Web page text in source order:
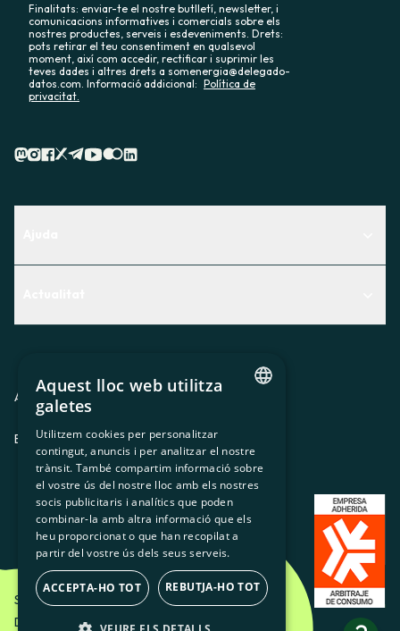
Finalitats: enviar-te el nostre butlletí, newsletter, i
comunicacions informatives i comercials sobre els
nostres productes, serveis i esdeveniments. Drets:
pots retirar el teu consentiment en qualsevol
moment, així com accedir, rectificar i suprimir les
teves dades i altres drets a somenergia@delegado-
datos.com. Informació addicional: Política de
privacitat.
Premsa
Treballa amb nosaltres
Avis legal Política de privacitatPolítica de cookies
ES CAGLEU
Som Energia SCCL - 2026
Disseny Creatiu d'Etéreo Design.
SPANISH
GL
BASQUE
Aquest lloc web utilitza
galetes
Utilitzem cookies per personalitzar
contingut, anuncis i per analitzar el nostre
trànsit. També compartim informació sobre
el vostre ús del nostre lloc amb els nostres
socis publicitaris i analítics que poden
combinar-la amb altra informació que els
heu proporcionat o que han recopilat a
partir del vostre ús dels seus serveis.
ACCEPTA-HO TOT REBUTJA-HO TOT